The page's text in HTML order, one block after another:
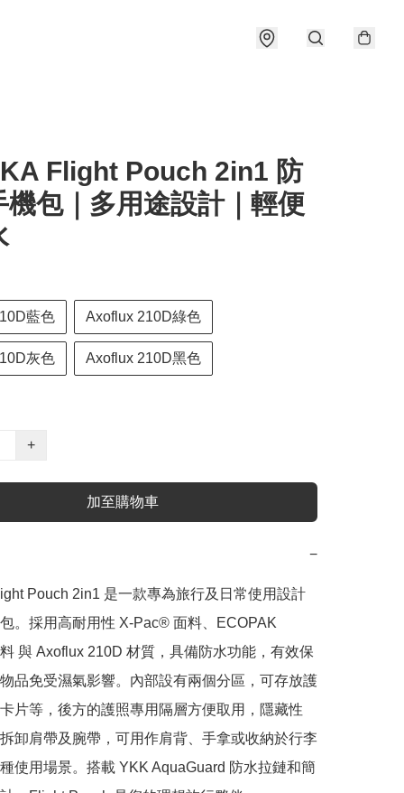
Flight Pouch 2in1 防
機包｜多用途設計｜輕便
藍色 Axoflux 210D綠色
灰色 Axoflux 210D黑色
+
加至購物車
−
Pouch 2in1 是一款專為旅行及日常使用設計
。採用高耐用性 X-Pac® 面料、ECOPAK
與 Axoflux 210D 材質，具備防水功能，有效保
品免受濕氣影響。內部設有兩個分區，可存放護
片等，後方的護照專用隔層方便取用，隱藏性
卸肩帶及腕帶，可用作肩背、手拿或收納於行李
使用場景。搭載 YKK AquaGuard 防水拉鏈和簡